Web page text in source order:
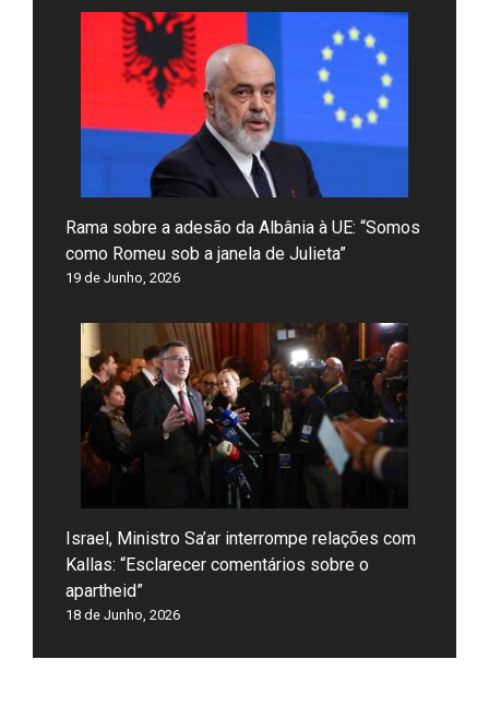
Rama sobre a adesão da Albânia à UE: “Somos
como Romeu sob a janela de Julieta”
19 de Junho, 2026
Israel, Ministro Sa’ar interrompe relações com
Kallas: “Esclarecer comentários sobre o
apartheid”
18 de Junho, 2026